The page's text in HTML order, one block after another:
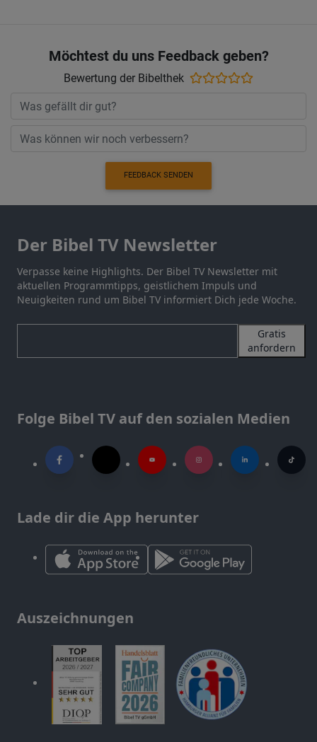
Möchtest du uns Feedback geben?
Bewertung der Bibelthek
FEEDBACK SENDEN
Der Bibel TV Newsletter
Verpasse keine Highlights. Der Bibel TV Newsletter mit
aktuellen Programmtipps, geistlichem Impuls und
Neuigkeiten rund um Bibel TV informiert Dich jede Woche.
Gratis
anfordern
Folge Bibel TV auf den sozialen Medien
Lade dir die App herunter
Auszeichnungen